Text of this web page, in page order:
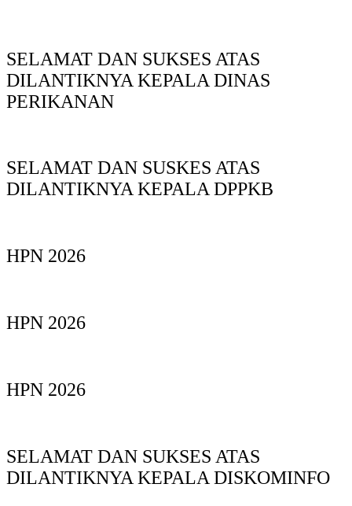
SELAMAT DAN SUKSES ATAS
DILANTIKNYA KEPALA DINAS
PERIKANAN
SELAMAT DAN SUSKES ATAS
DILANTIKNYA KEPALA DPPKB
HPN 2026
HPN 2026
HPN 2026
SELAMAT DAN SUKSES ATAS
DILANTIKNYA KEPALA DISKOMINFO